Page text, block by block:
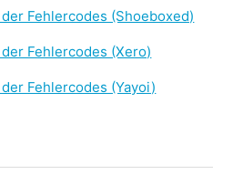
Fehlercodes (Shoeboxed)
Fehlercodes (Xero)
Fehlercodes (Yayoi)